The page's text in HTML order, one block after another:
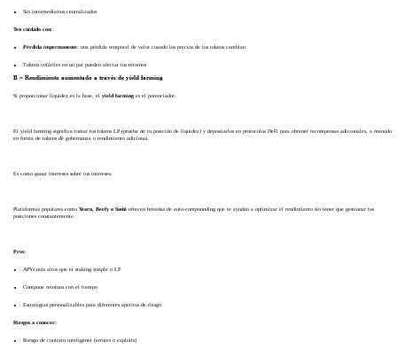
Sin intermediarios centralizados
Ten cuidado con:
Pérdida impermanente: una pérdida temporal de valor cuando los precios de los tokens cambian
Tokens volátiles en un par pueden afectar tus retornos
B = Rendimiento aumentado a través de yield farming
Si proporcionar liquidez es la base, el yield farminges el potenciador.
El yield farming significa tomar tus tokens LP (prueba de tu posición de liquidez) y depositarlos en protocolos DeFi para obtener recompensas adicionales, a menudo
en forma de tokens de gobernanza o rendimiento adicional.
Es como ganar intereses sobre tus intereses.
Plataformas populares como Yearn, Beefy o Sushiofrecen bóvedas de auto-compounding que te ayudan a optimizar el rendimiento sin tener que gestionar tus
posiciones constantemente.
Pros:
APYs más altos que el staking simple o LP
Compone retornos con el tiempo
Estrategias personalizables para diferentes apetitos de riesgo
Riesgos a conocer:
Riesgo de contrato inteligente (errores o exploits)